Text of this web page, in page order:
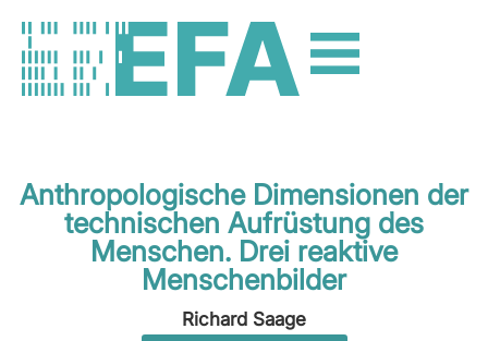
Anthropologische Dimensionen der
technischen Aufrüstung des
Menschen. Drei reaktive
Menschenbilder
Richard Saage